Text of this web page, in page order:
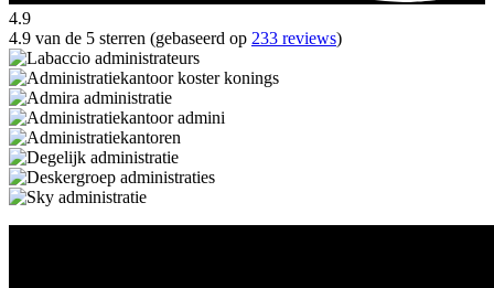
4.9
4.9 van de 5 sterren (gebaseerd op 233 reviews)